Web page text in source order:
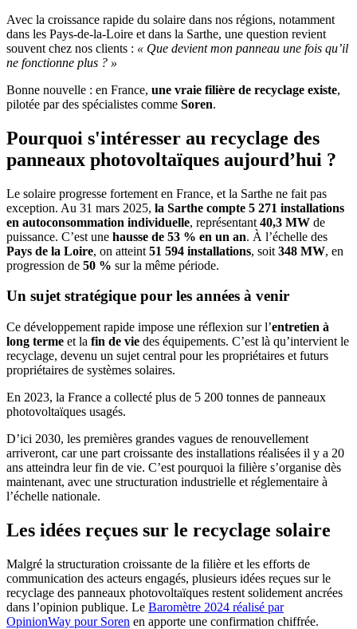
Avec la croissance rapide du solaire dans nos régions, notamment
dans les Pays-de-la-Loire et dans la Sarthe, une question revient
souvent chez nos clients : « Que devient mon panneau une fois qu’il
ne fonctionne plus ? »
Bonne nouvelle : en France, une vraie filière de recyclage existe,
pilotée par des spécialistes comme Soren.
Pourquoi s'intéresser au recyclage des
panneaux photovoltaïques aujourd’hui ?
Le solaire progresse fortement en France, et la Sarthe ne fait pas
exception. Au 31 mars 2025, la Sarthe compte 5 271 installations
en autoconsommation individuelle, représentant 40,3 MW de
puissance. C’est une hausse de 53 % en un an. À l’échelle des
Pays de la Loire, on atteint 51 594 installations, soit 348 MW, en
progression de 50 % sur la même période.
Un sujet stratégique pour les années à venir
Ce développement rapide impose une réflexion sur l’entretien à
long terme et la fin de vie des équipements. C’est là qu’intervient le
recyclage, devenu un sujet central pour les propriétaires et futurs
propriétaires de systèmes solaires.
En 2023, la France a collecté plus de 5 200 tonnes de panneaux
photovoltaïques usagés.
D’ici 2030, les premières grandes vagues de renouvellement
arriveront, car une part croissante des installations réalisées il y a 20
ans atteindra leur fin de vie. C’est pourquoi la filière s’organise dès
maintenant, avec une structuration industrielle et réglementaire à
l’échelle nationale.
Les idées reçues sur le recyclage solaire
Malgré la structuration croissante de la filière et les efforts de
communication des acteurs engagés, plusieurs idées reçues sur le
recyclage des panneaux photovoltaïques restent solidement ancrées
dans l’opinion publique. Le Baromètre 2024 réalisé par
OpinionWay pour Soren en apporte une confirmation chiffrée.